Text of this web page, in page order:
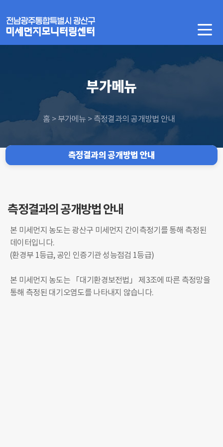
부가메뉴
홈 > 부가메뉴 > 측정결과의 공개방법 안내
측정결과의 공개방법 안내
측정결과의 공개방법 안내
본 미세먼지 농도는 광산구 미세먼지 간이측정기를 통해 측정된
데이터입니다.
(환경부 1등급, 공인 인증기관 성능점검 1등급)
본 미세먼지 농도는 「대기환경보전법」 제3조에 따른 측정망을
통해 측정된 대기오염도를 나타내지 않습니다.